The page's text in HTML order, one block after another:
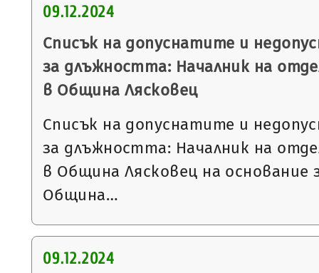
09.12.2024
Списък на допуснатите и
за длъжността: Началник на
в Община Лясковец
Списък на допуснатите и
за длъжността: Началник на
в Община Лясковец на основание
Община…
09.12.2024